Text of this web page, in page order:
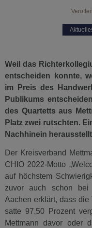
Weil das
entscheiden konnte,
im Preis des
Publikums
des Quartetts aus
Platz zwei rutschten.
Nachhinein
Der Kreisverband
CHIO 2022-Motto
auf höchstem
zuvor auch schon bei
Aachen erklärt, dass die
satte 97,50 Prozent
Mettmann davor oder